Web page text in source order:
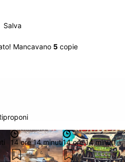
Salva
Mancavano 5 copie
14 ore 14 minuti14 ore 14 minuti